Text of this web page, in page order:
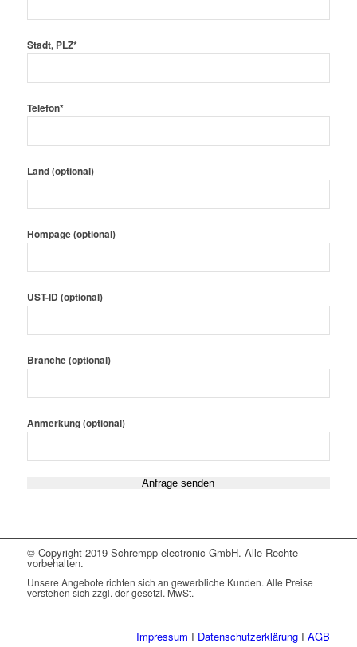
Stadt, PLZ*
Telefon*
Land (optional)
Hompage (optional)
UST-ID (optional)
Branche (optional)
Anmerkung (optional)
Please leave this field empty.
© Copyright 2019 Schrempp electronic GmbH. Alle Rechte
vorbehalten.
Unsere Angebote richten sich an gewerbliche Kunden. Alle Preise
verstehen sich zzgl. der gesetzl. MwSt.
Impressum I Datenschutzerklärung IAGB